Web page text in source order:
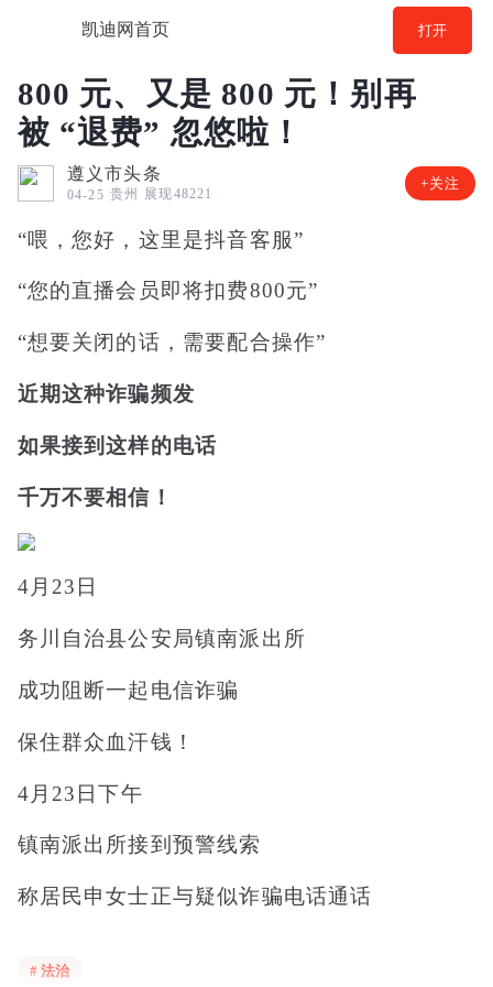
凯迪网首页 打开
800 元、又是 800 元！别再
被 “退费” 忽悠啦！
遵义市头条
04-25 贵州 展现48221
+关注
“喂，您好，这里是抖音客服”
“您的直播会员即将扣费800元”
“想要关闭的话，需要配合操作”
近期这种诈骗频发
如果接到这样的电话
千万不要相信！
4月23日
务川自治县公安局镇南派出所
成功阻断一起电信诈骗
保住群众血汗钱！
4月23日下午
镇南派出所接到预警线索
称居民申女士正与疑似诈骗电话通话
# 法治